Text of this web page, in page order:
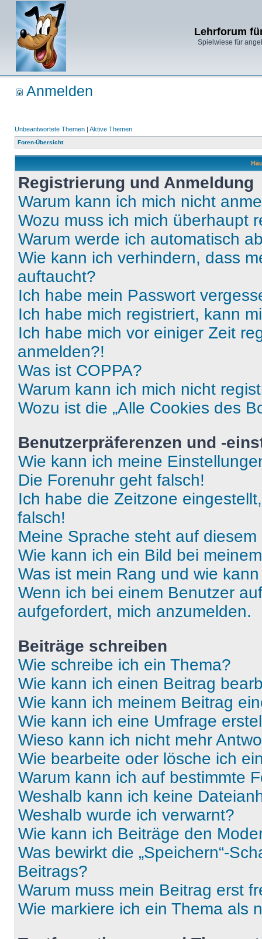
Lehrforum
Spielwiese für
Anmelden
Unbeantwortete Themen | Aktive Themen
Foren-Übersicht
Registrierung und Anmeldung
Warum kann ich mich nicht
Wozu muss ich mich überhaupt
Warum werde ich automatisch
Wie kann ich verhindern, dass
auftaucht?
Ich habe mein Passwort
Ich habe mich registriert, kann
Ich habe mich vor einiger Zeit
anmelden?!
Was ist COPPA?
Warum kann ich mich nicht
Wozu ist die „Alle Cookies des
Benutzerpräferenzen und -
Wie kann ich meine
Die Forenuhr geht falsch!
Ich habe die Zeitzone
falsch!
Meine Sprache steht auf
Wie kann ich ein Bild bei
Was ist mein Rang und wie
Wenn ich bei einem Benutzer
aufgefordert, mich anzumelden.
Beiträge schreiben
Wie schreibe ich ein Thema?
Wie kann ich einen Beitrag
Wie kann ich meinem Beitrag
Wie kann ich eine Umfrage
Wieso kann ich nicht mehr
Wie bearbeite oder lösche ich
Warum kann ich auf bestimmte
Weshalb kann ich keine
Weshalb wurde ich verwarnt?
Wie kann ich Beiträge den
Was bewirkt die „Speichern“-
Beitrags?
Warum muss mein Beitrag erst
Wie markiere ich ein Thema als